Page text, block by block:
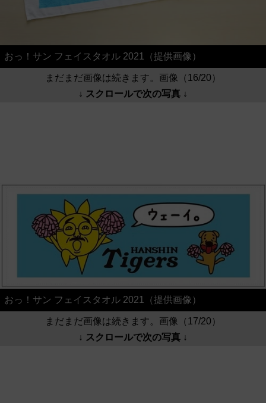
おっ！サン フェイスタオル 2021（提供画像）
まだまだ画像は続きます。画像（16/20）
↓ スクロールで次の写真 ↓
おっ！サン フェイスタオル 2021（提供画像）
まだまだ画像は続きます。画像（17/20）
↓ スクロールで次の写真 ↓